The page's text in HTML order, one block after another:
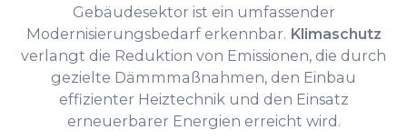
Gebäudesektor ist ein umfassender
Modernisierungsbedarf erkennbar. Klimaschutz
verlangt die Reduktion von Emissionen, die durch
gezielte Dämmmaßnahmen, den Einbau
effizienter Heiztechnik und den Einsatz
erneuerbarer Energien erreicht wird.